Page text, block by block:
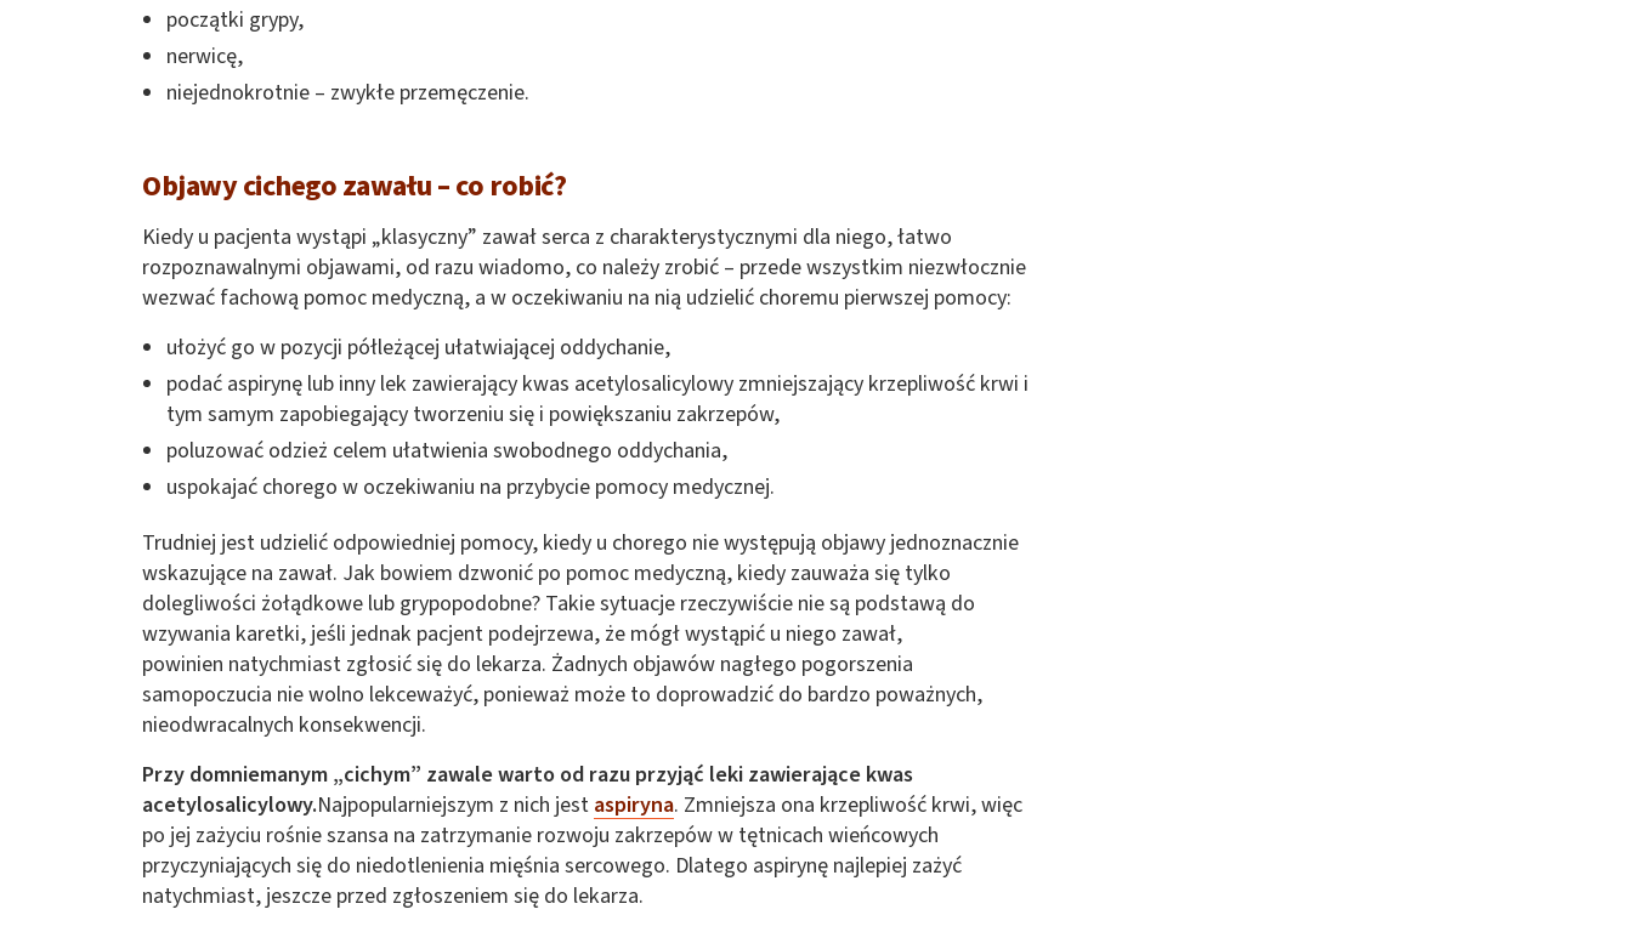
początki grypy,
nerwicę,
niejednokrotnie – zwykłe przemęczenie.
Objawy cichego zawału – co robić?
Kiedy u pacjenta wystąpi „klasyczny” zawał serca z charakterystycznymi dla niego, łatwo
rozpoznawalnymi objawami, od razu wiadomo, co należy zrobić – przede wszystkim niezwłocznie
wezwać fachową pomoc medyczną, a w oczekiwaniu na nią udzielić choremu pierwszej pomocy:
ułożyć go w pozycji półleżącej ułatwiającej oddychanie,
podać aspirynę lub inny lek zawierający kwas acetylosalicylowy zmniejszający krzepliwość krwi i
tym samym zapobiegający tworzeniu się i powiększaniu zakrzepów,
poluzować odzież celem ułatwienia swobodnego oddychania,
uspokajać chorego w oczekiwaniu na przybycie pomocy medycznej.
Trudniej jest udzielić odpowiedniej pomocy, kiedy u chorego nie występują objawy jednoznacznie
wskazujące na zawał. Jak bowiem dzwonić po pomoc medyczną, kiedy zauważa się tylko
dolegliwości żołądkowe lub grypopodobne? Takie sytuacje rzeczywiście nie są podstawą do
wzywania karetki, jeśli jednak pacjent podejrzewa, że mógł wystąpić u niego zawał,
powinien natychmiast zgłosić się do lekarza. Żadnych objawów nagłego pogorszenia
samopoczucia nie wolno lekceważyć, ponieważ może to doprowadzić do bardzo poważnych,
nieodwracalnych konsekwencji.
Przy domniemanym „cichym” zawale warto od razu przyjąć leki zawierające kwas
acetylosalicylowy.Najpopularniejszym z nich jest aspiryna. Zmniejsza ona krzepliwość krwi, więc
po jej zażyciu rośnie szansa na zatrzymanie rozwoju zakrzepów w tętnicach wieńcowych
przyczyniających się do niedotlenienia mięśnia sercowego. Dlatego aspirynę najlepiej zażyć
natychmiast, jeszcze przed zgłoszeniem się do lekarza.